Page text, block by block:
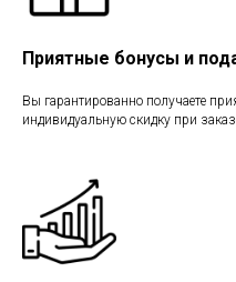
Приятные бонусы и
Вы гарантированно получаете
индивидуальную скидку при